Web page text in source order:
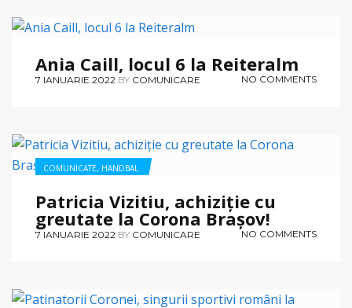
Ania Caill, locul 6 la Reiteralm
7 IANUARIE 2022 BY COMUNICARE NO COMMENTS
COMUNICATE, HANDBAL
Patricia Vizitiu, achiziție cu
greutate la Corona Brașov!
7 IANUARIE 2022 BY COMUNICARE NO COMMENTS